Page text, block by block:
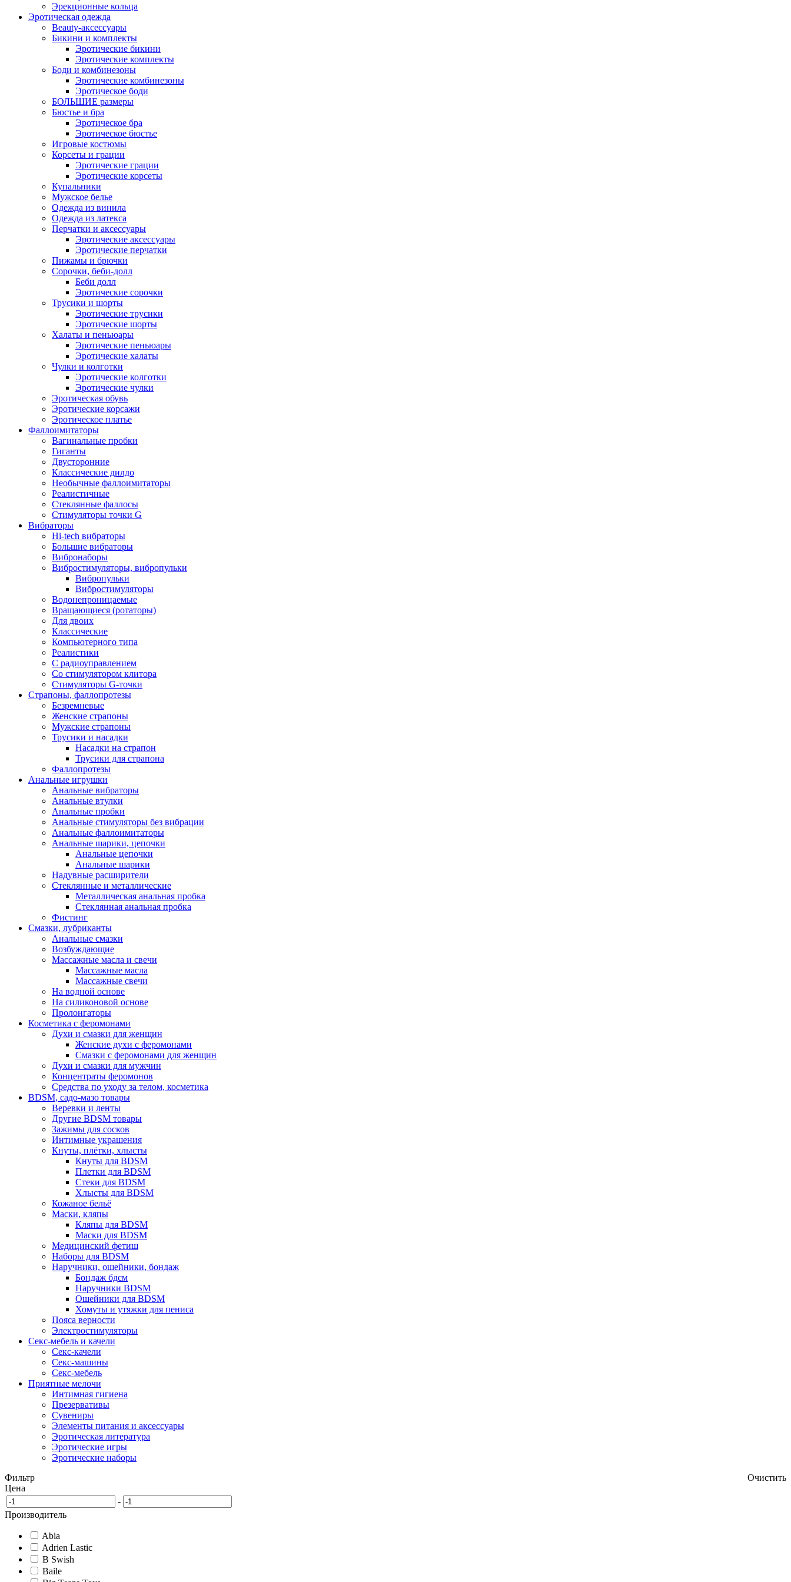
Эрекционные кольца
Эротическая одежда
Beauty-аксессуары
Бикини и комплекты
Эротические бикини
Эротические комплекты
Боди и комбинезоны
Эротические комбинезоны
Эротическое боди
БОЛЬШИЕ размеры
Бюстье и бра
Эротическое бра
Эротическое бюстье
Игровые костюмы
Корсеты и грации
Эротические грации
Эротические корсеты
Купальники
Мужское белье
Одежда из винила
Одежда из латекса
Перчатки и аксессуары
Эротические аксессуары
Эротические перчатки
Пижамы и брючки
Сорочки, беби-долл
Беби долл
Эротические сорочки
Трусики и шорты
Эротические трусики
Эротические шорты
Халаты и пеньюары
Эротические пеньюары
Эротические халаты
Чулки и колготки
Эротические колготки
Эротические чулки
Эротическая обувь
Эротические корсажи
Эротическое платье
Фаллоимитаторы
Вагинальные пробки
Гиганты
Двусторонние
Классические дилдо
Необычные фаллоимитаторы
Реалистичные
Стеклянные фаллосы
Стимуляторы точки G
Вибраторы
Hi-tech вибраторы
Большие вибраторы
Вибронаборы
Вибростимуляторы, вибропульки
Вибропульки
Вибростимуляторы
Водонепроницаемые
Вращающиеся (ротаторы)
Для двоих
Классические
Компьютерного типа
Реалистики
С радиоуправлением
Со стимулятором клитора
Стимуляторы G-точки
Страпоны, фаллопротезы
Безремневые
Женские страпоны
Мужские страпоны
Трусики и насадки
Насадки на страпон
Трусики для страпона
Фаллопротезы
Анальные игрушки
Анальные вибраторы
Анальные втулки
Анальные пробки
Анальные стимуляторы без вибрации
Анальные фаллоимитаторы
Анальные шарики, цепочки
Анальные цепочки
Анальные шарики
Надувные расширители
Стеклянные и металлические
Металлическая анальная пробка
Стеклянная анальная пробка
Фистинг
Смазки, лубриканты
Анальные смазки
Возбуждающие
Массажные масла и свечи
Массажные масла
Массажные свечи
На водной основе
На силиконовой основе
Пролонгаторы
Косметика с феромонами
Духи и смазки для женщин
Женские духи с феромонами
Смазки с феромонами для женщин
Духи и смазки для мужчин
Концентраты феромонов
Средства по уходу за телом, косметика
BDSM, садо-мазо товары
Веревки и ленты
Другие BDSM товары
Зажимы для сосков
Интимные украшения
Кнуты, плётки, хлысты
Кнуты для BDSM
Плетки для BDSM
Стеки для BDSM
Хлысты для BDSM
Кожаное бельё
Маски, кляпы
Кляпы для BDSM
Маски для BDSM
Медицинский фетиш
Наборы для BDSM
Наручники, ошейники, бондаж
Бондаж бдсм
Наручники BDSM
Ошейники для BDSM
Хомуты и утяжки для пениса
Пояса верности
Электростимуляторы
Секс-мебель и качели
Секс-качели
Секс-машины
Секс-мебель
Приятные мелочи
Интимная гигиена
Презервативы
Сувениры
Элементы питания и аксессуары
Эротическая литература
Эротические игры
Эротические наборы
Фильтр
Очистить
Цена
-
Производитель
Abia
Adrien Lastic
B Swish
Baile